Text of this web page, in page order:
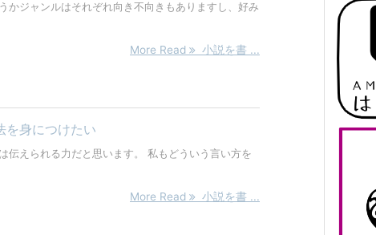
かジャンルはそれぞれ向き不向きもありますし、好み
More Read 小説を書 ...
を身につけたい
伝えられる力だと思います。 私もどういう言い方を
More Read 小説を書 ...